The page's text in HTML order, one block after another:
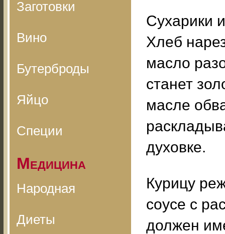
Заготовки
Вино
Бутерброды
Яйцо
Специи
Медицина
Народная
Диеты
Сухарики
Хлеб
масло
станет
масле
духовке.
Курицу
соусе с
должен